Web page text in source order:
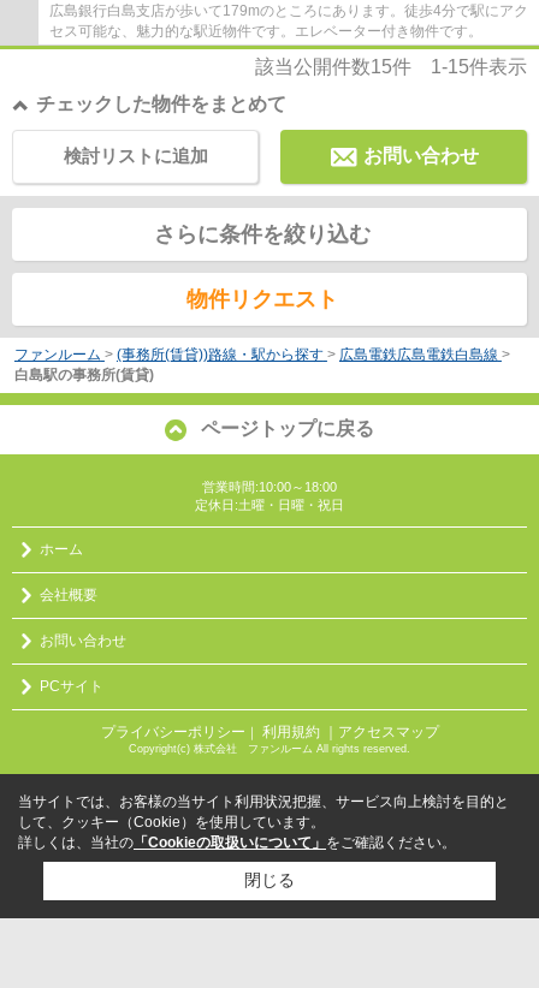
広島銀行白島支店が歩いて179mのところにあります。徒歩4分で駅にアク
セス可能な、魅力的な駅近物件です。エレベーター付き物件です。
該当公開件数15件 1-15件表示
チェックした物件をまとめて
お問い合わせ
検討リストに追加
さらに条件を絞り込む
物件リクエスト
ファンルーム > (事務所(賃貸))路線・駅から探す > 広島電鉄広島電鉄白島線 >
白島駅の事務所(賃貸)
ページトップに戻る
営業時間:10:00～18:00
定休日:土曜・日曜・祝日
ホーム
会社概要
お問い合わせ
PCサイト
プライバシーポリシー ｜ 利用規約 ｜アクセスマップ
Copyright(c) 株式会社 ファンルーム All rights reserved.
当サイトでは、お客様の当サイト利用状況把握、サービス向上検討を目的と
して、クッキー（Cookie）を使用しています。
詳しくは、当社の 「Cookieの取扱いについて」 をご確認ください。
閉じる